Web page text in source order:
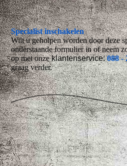
Specialist inschakelen
Wilt u geholpen worden door deze
onderstaande formulier in of neem
op met onzeklantenservice: 088 -
graag verder.